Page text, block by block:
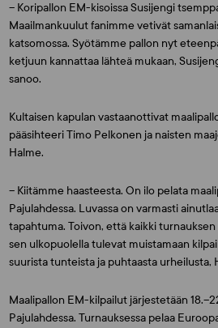
– Koripallon EM-kisoissa Susijengi
Maailmankuulut fanimme vetivät
katsomossa. Syötämme pallon nyt
ketjuun kannattaa lähteä mukaan,
sanoo.
Kultaisen kapulan vastaanottivat
pääsihteeriTimo Pelkonen ja naisten
Halme.
– Kiitämme haasteesta. On ilo pelata
Pajulahdessa. Luvassa on varmasti
tapahtuma. Toivon, että kaikki
sen ulkopuolella tulevat muistamaan
suurista tunteista ja puhtaasta urheilusta,
Maalipallon EM-kilpailut järjestetään
Pajulahdessa. Turnauksessa pelaa